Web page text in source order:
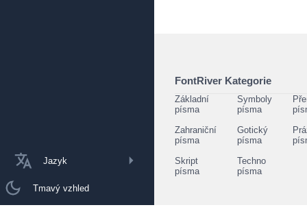
Jazyk
Tmavý vzhled
FontRiver Kategorie
Základní
písma
Symboly
písma
Zahraniční
písma
Gotický
písma
Skript
písma
Techno
písma